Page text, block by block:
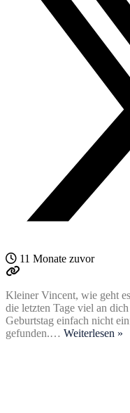
11 Monate zuvor
Kleiner Vincent, wie geht
die letzten Tage viel an
Geburtstag einfach nicht
gefunden.… Weiterlesen »